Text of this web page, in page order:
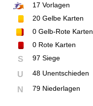
17 Vorlagen
20 Gelbe Karten
0 Gelb-Rote Karten
0 Rote Karten
S 97 Siege
U 48 Unentschieden
N 79 Niederlagen